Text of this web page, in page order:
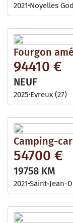
2021 Noyelles
Fourgon
94410 €
NEUF
2025 Evreux (27)
Camping-car
54700 €
19758 KM
2021 Saint-Jean-